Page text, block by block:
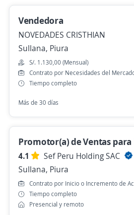
AUNA Piura/ Planilla directa
de alimentación
4,5
Grupo AUNA
Piura, Piura
Presencial y remoto
Ayer
AVA: Vendedor de Playa,
GLOBAL FUEL SOCIEDAD
Paita, Piura
S/. 1.130,00 (Mensual)
Vendedora
NOVEDADES CRISTHIAN
Sullana, Piura
S/. 1.130,00 (Mensual)
Contrato por Necesidades del
Tiempo completo
Más de 30 días
Promotor(a) de Ventas para
4.1
Sef Peru Holding SAC
Sullana, Piura
Contrato por Inicio o Incremento de
Tiempo completo
Presencial y remoto